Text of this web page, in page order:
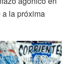
la próxima